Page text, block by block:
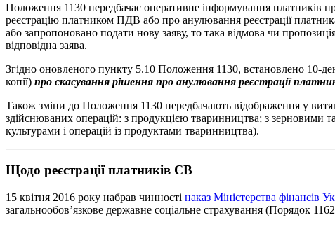
Положення 1130 передбачає оперативне інформування платників
реєстрацію платником ПДВ або про анулювання реєстрації
або запропоновано подати нову заяву, то така відмова чи
відповідна заява.
Згідно оновленого пункту 5.10 Положення 1130, встановлено 10-
копії) про скасування рішення про анулювання реєстрації
Також зміни до Положення 1130 передбачають відображення у
здійснюваних операцій: з продукцією тваринництва; з зерновими
культурами і операцій із продуктами тваринництва).
Щодо реєстрації платників ЄВ
15 квітня 2016 року набрав чинності наказ Міністерства фінансів
загальнообов’язкове державне соціальне страхування (Порядок